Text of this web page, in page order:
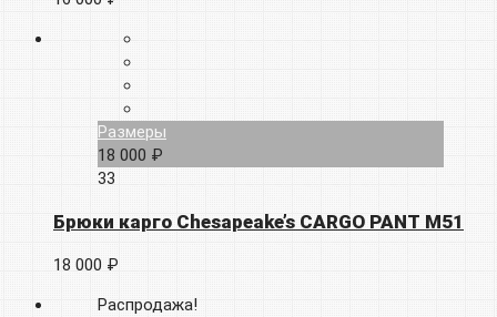
Размеры
18 000 ₽
33
Брюки карго Chesapeake’s CARGO PANT M51
18 000 ₽
Распродажа!